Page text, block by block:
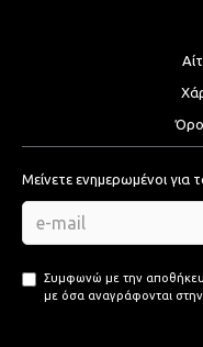
Μείνετε ενημερωμένοι για
Συμφωνώ με την
με όσα αναγράφονται